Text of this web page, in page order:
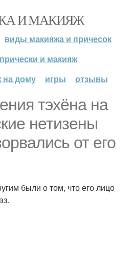
И МАКИЯЖ
виды макияжа и причесок
и макияж
на дому
игры отзывы
тэхёна на
нетизены
от его
были о том, что его лицо